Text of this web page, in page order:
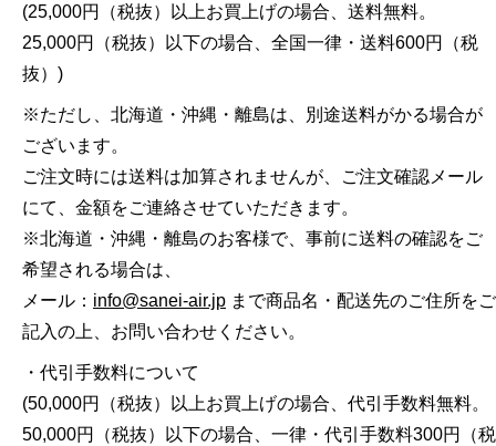
(25,000円（税抜）以上お買上げの場合、送料無料。
25,000円（税抜）以下の場合、全国一律・送料600円（税
抜）)
※ただし、北海道・沖縄・離島は、別途送料がかる場合が
ございます。
ご注文時には送料は加算されませんが、ご注文確認メール
にて、金額をご連絡させていただきます。
※北海道・沖縄・離島のお客様で、事前に送料の確認をご
希望される場合は、
メール： info@sanei-air.jp まで商品名・配送先のご住所をご
記入の上、お問い合わせください。
・代引手数料について
(50,000円（税抜）以上お買上げの場合、代引手数料無料。
50,000円（税抜）以下の場合、一律・代引手数料300円（税